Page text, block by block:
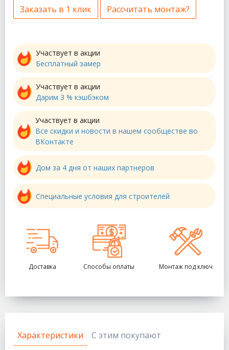
Заказать в 1 клик Рассчитать монтаж?
Участвует в акции
Бесплатный замер
Участвует в акции
Дарим 3 % кэшбэком
Участвует в акции
Все скидки и новости в нашем сообществе во
ВКонтакте
Дом за 4 дня от наших партнеров
Специальные условия для строителей
Доставка Способы оплаты Монтаж под ключ
Характеристики
С этим покупают